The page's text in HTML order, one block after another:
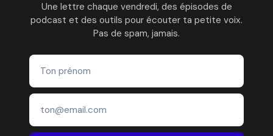
Une lettre chaque vendredi, des épisodes de
podcast et des outils pour écouter ta petite voix.
Pas de spam, jamais.